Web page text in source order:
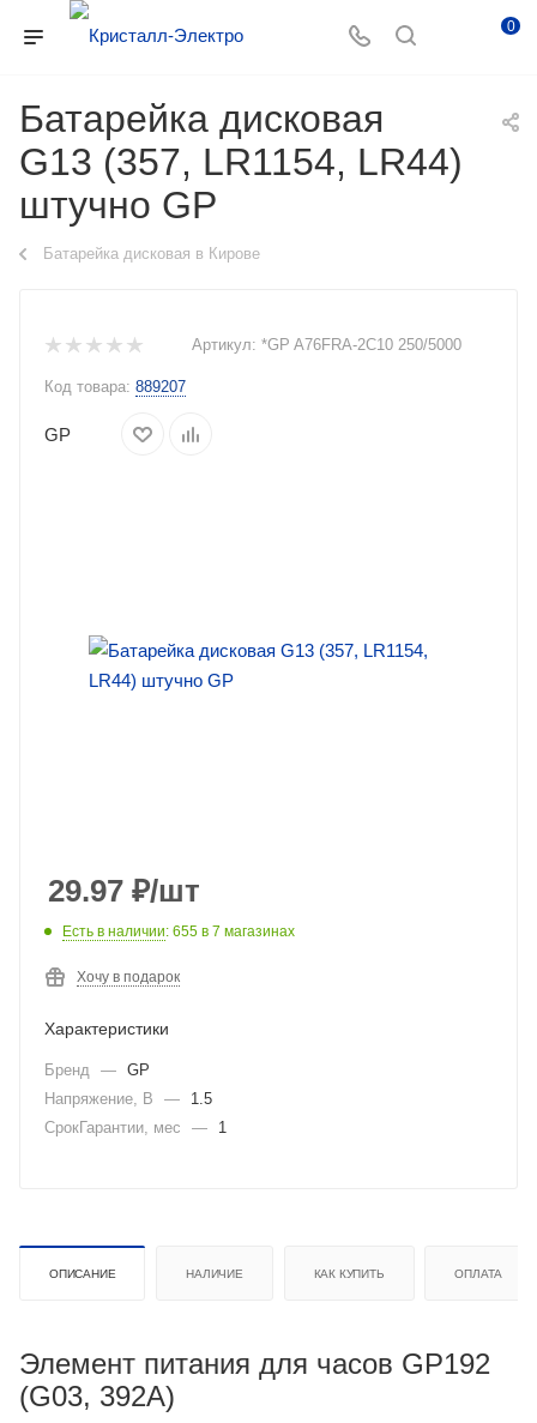
0
Батарейка дисковая
G13 (357, LR1154, LR44)
штучно GP
Батарейка дисковая в Кирове
Артикул: *GP A76FRA-2C10 250/5000
Код товара: 889207
GP
29.97 ₽/шт
Есть в наличии: 655 в 7 магазинах
Хочу в подарок
Характеристики
Бренд — GP
Напряжение, В
—
1.5
СрокГарантии, мес
— 1
ОПИСАНИЕ НАЛИЧИЕ КАК КУПИТЬ ОПЛАТА
Элемент питания для часов GP192
(G03, 392А)